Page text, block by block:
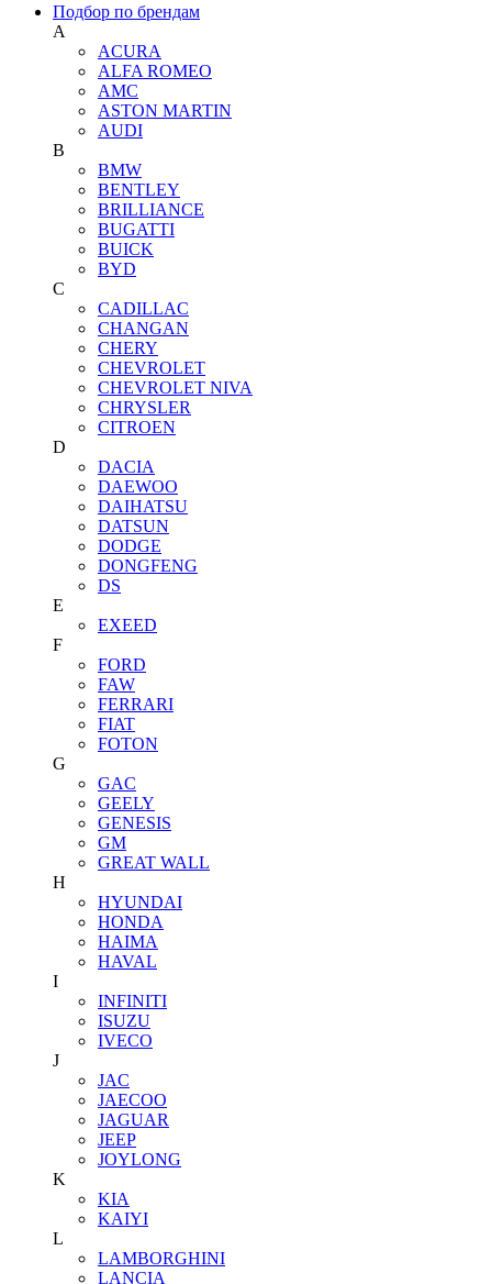
Подбор по брендам
A
ACURA
ALFA ROMEO
AMC
ASTON MARTIN
AUDI
B
BMW
BENTLEY
BRILLIANCE
BUGATTI
BUICK
BYD
C
CADILLAC
CHANGAN
CHERY
CHEVROLET
CHEVROLET NIVA
CHRYSLER
CITROEN
D
DACIA
DAEWOO
DAIHATSU
DATSUN
DODGE
DONGFENG
DS
E
EXEED
F
FORD
FAW
FERRARI
FIAT
FOTON
G
GAC
GEELY
GENESIS
GM
GREAT WALL
H
HYUNDAI
HONDA
HAIMA
HAVAL
I
INFINITI
ISUZU
IVECO
J
JAC
JAECOO
JAGUAR
JEEP
JOYLONG
K
KIA
KAIYI
L
LAMBORGHINI
LANCIA